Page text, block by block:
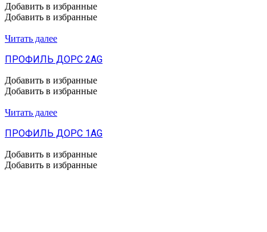
Добавить в избранные
Добавить в избранные
Читать далее
ПРОФИЛЬ ДОРС 2AG
Добавить в избранные
Добавить в избранные
Читать далее
ПРОФИЛЬ ДОРС 1AG
Добавить в избранные
Добавить в избранные